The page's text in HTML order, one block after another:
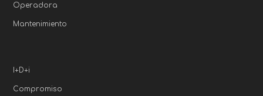
Operadora
Mantenimiento
I+D+i
Compromiso